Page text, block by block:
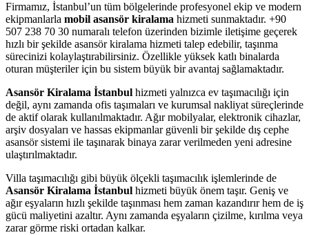
Firmamız, İstanbul’un tüm bölgelerinde profesyonel ekip ve modern
ekipmanlarla mobil asansör kiralama hizmeti sunmaktadır. +90
507 238 70 30 numaralı telefon üzerinden bizimle iletişime geçerek
hızlı bir şekilde asansör kiralama hizmeti talep edebilir, taşınma
sürecinizi kolaylaştırabilirsiniz. Özellikle yüksek katlı binalarda
oturan müşteriler için bu sistem büyük bir avantaj sağlamaktadır.
Asansör Kiralama İstanbul hizmeti yalnızca ev taşımacılığı için
değil, aynı zamanda ofis taşımaları ve kurumsal nakliyat süreçlerinde
de aktif olarak kullanılmaktadır. Ağır mobilyalar, elektronik cihazlar,
arşiv dosyaları ve hassas ekipmanlar güvenli bir şekilde dış cephe
asansör sistemi ile taşınarak binaya zarar verilmeden yeni adresine
ulaştırılmaktadır.
Villa taşımacılığı gibi büyük ölçekli taşımacılık işlemlerinde de
Asansör Kiralama İstanbul hizmeti büyük önem taşır. Geniş ve
ağır eşyaların hızlı şekilde taşınması hem zaman kazandırır hem de iş
gücü maliyetini azaltır. Aynı zamanda eşyaların çizilme, kırılma veya
zarar görme riski ortadan kalkar.